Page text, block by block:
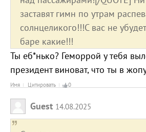
заставят гимн по утрам
солнцеликого!!!С вас не
баре какие!!!
Ты еб*нько? Геморрой у тебя
президент виноват, что ты в
Имя Цитировать 0
Guest 14.08.2025